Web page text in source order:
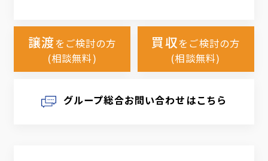
譲渡をご検討の方
(相談無料)
買収をご検討の方
(相談無料)
グループ総合お問い合わせはこちら